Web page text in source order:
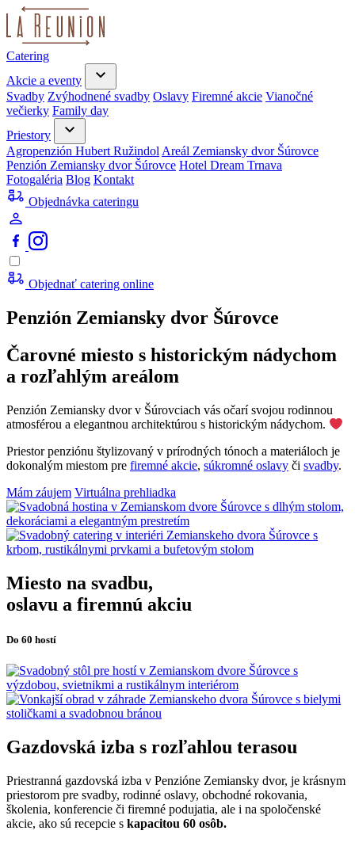
Catering
Akcie a eventy
Svadby Zvýhodnené svadby Oslavy Firemné akcie Vianočné
večierky Family day
Priestory
Agropenzión Hubert Ružindol Areál Zemiansky dvor Šúrovce
Penzión Zemiansky dvor Šúrovce Hotel Dream Trnava
Fotogaléria Blog Kontakt
Objednávka cateringu
Objednať catering online
Penzión Zemiansky dvor Šúrovce
Čarovné miesto s historickým nádychom
a rozľahlým areálom
Penzión Zemiansky dvor v Šúrovciach vás očarí svojou rodinnou
atmosférou a elegantnou architektúrou s historickým nádychom.
Priestor penziónu štylizovaný v prírodných tónoch a materiáloch je
dokonalým miestom pre firemné akcie, súkromné oslavy či svadby.
Mám záujem Virtuálna prehliadka
Miesto na svadbu,
oslavu a firemnú akciu
Do 60 hostí
Gazdovská izba s rozľahlou terasou
Priestranná gazdovská izba v Penzióne Zemiansky dvor, je krásnym
priestorom pre svadby, rodinné oslavy, obchodné rokovania,
školenia, konferencie či firemné podujatia, ale i na spoločenské
akcie, ako sú recepcie s kapacitou 60 osôb.